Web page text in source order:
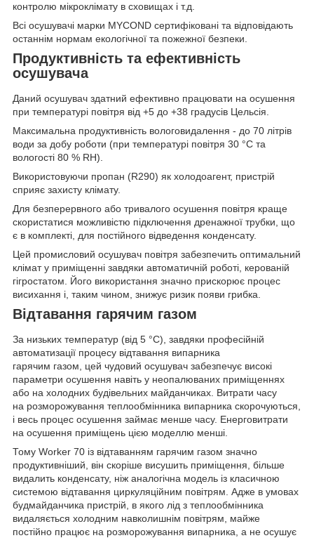
контролю мікроклімату в сховищах і т.д.
Всі осушувачі марки MYCOND сертифіковані та відповідають
останнім нормам екологічної та пожежної безпеки.
Продуктивність та ефективність
осушувача
Даний осушувач здатний ефективно працювати на осушення
при температурі повітря від +5 до +38 градусів Цельсія.
Максимальна продуктивність вологовидалення - до 70 літрів
води за добу роботи (при температурі повітря 30 °С та
вологості 80 % RH).
Використовуючи пропан (R290) як холодоагент, пристрій
сприяє захисту клімату.
Для безперервного або тривалого осушення повітря краще
скористатися можливістю підключення дренажної трубки, що
є в комплекті, для постійного відведення конденсату.
Цей промисловий осушувач повітря забезпечить оптимальний
клімат у приміщенні завдяки автоматичній роботі, керованій
гігростатом. Його використання значно прискорює процес
висихання і, таким чином, знижує ризик появи грибка.
Відтавання гарячим газом
За низьких температур (від 5 °С), завдяки професійній
автоматизації процесу відтавання випарника
гарячим газом, цей чудовий осушувач забезпечує високі
параметри осушення навіть у неопалюваних приміщеннях
або на холодних будівельних майданчиках. Витрати часу
на розморожування теплообмінника випарника скорочуються,
і весь процес осушення займає менше часу. Енерговитрати
на осушення приміщень цією моделлю менші.
Тому Worker 70 із відтаванням гарячим газом значно
продуктивніший, він скоріше висушить приміщення, більше
видалить конденсату, ніж аналогічна модель із класичною
системою відтавання циркуляційним повітрям. Адже в умовах
будмайданчика пристрій, в якого лід з теплообмінника
видаляється холодним навколишнім повітрям, майже
постійно працює на розморожування випарника, а не осушує